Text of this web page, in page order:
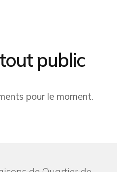
public
pour le moment.